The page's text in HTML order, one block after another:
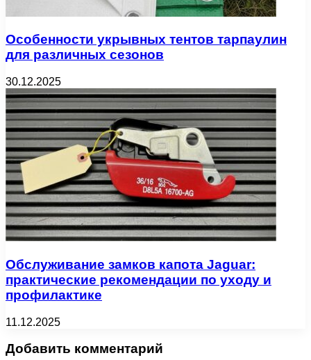
Особенности укрывных тентов тарпаулин
для различных сезонов
30.12.2025
Обслуживание замков капота Jaguar:
практические рекомендации по уходу и
профилактике
11.12.2025
Добавить комментарий